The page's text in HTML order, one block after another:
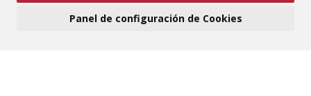
ninguna acción, se guardarán las cookies técnicas
Panel de configuración de Cookies